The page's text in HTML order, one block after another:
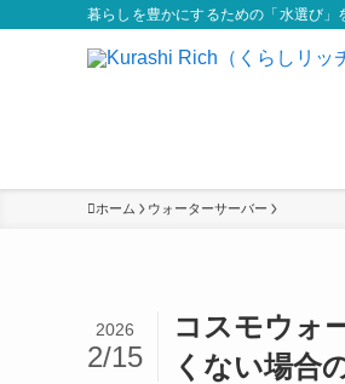
暮らしを豊かにするための「水選び」
ホーム ウォーターサーバー
コスモウォ
くない場合
2026
2/15